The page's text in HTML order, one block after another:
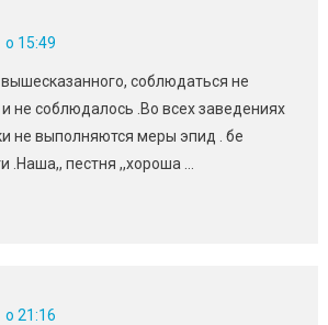
о 15:49
вышесказанного, соблюдаться не
не соблюдалось .Во всех заведениях
не выполняются меры эпид . бе
.Наша,, пестня ,,хороша …
о 21:16